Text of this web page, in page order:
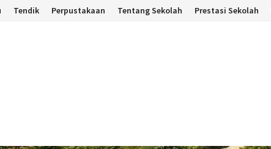
Tendik Perpustakaan Tentang Sekolah Prestasi Sekolah